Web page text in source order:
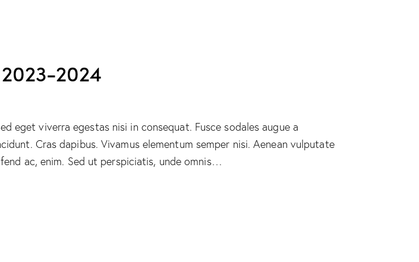
2024
eget viverra egestas nisi in consequat. Fusce sodales augue a
Cras dapibus. Vivamus elementum semper nisi. Aenean vulputate
ac, enim. Sed ut perspiciatis, unde omnis…